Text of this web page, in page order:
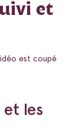
et
est coupé
les